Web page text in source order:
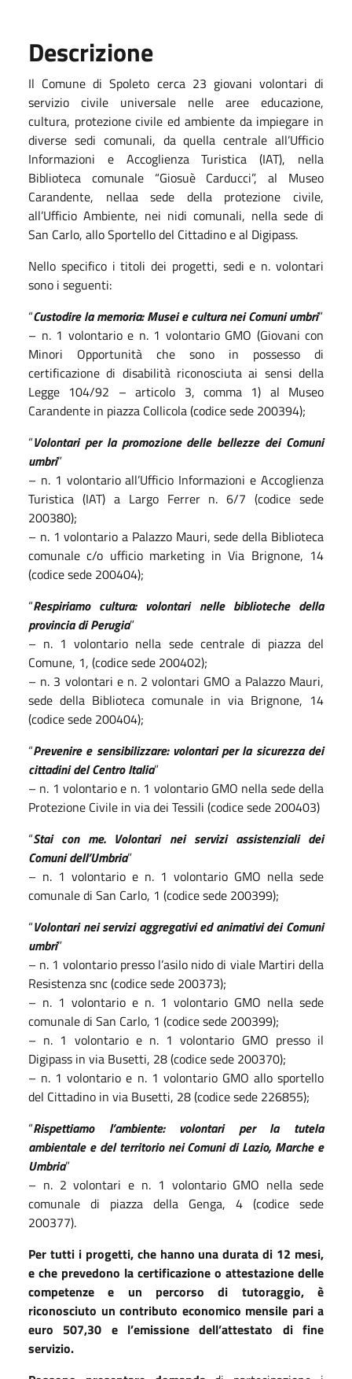
Descrizione
Il Comune di Spoleto cerca 23 giovani volontari di
servizio civile universale nelle aree educazione,
cultura, protezione civile ed ambiente da impiegare in
diverse sedi comunali, da quella centrale all’Ufficio
Informazioni e Accoglienza Turistica (IAT), nella
Biblioteca comunale “Giosuè Carducci”, al Museo
Carandente, nellaa sede della protezione civile,
all’Ufficio Ambiente, nei nidi comunali, nella sede di
San Carlo, allo Sportello del Cittadino e al Digipass.
Nello specifico i titoli dei progetti, sedi e n. volontari
sono i seguenti:
“Custodire la memoria: Musei e cultura nei Comuni umbri”
– n. 1 volontario e n. 1 volontario GMO (Giovani con
Minori Opportunità che sono in possesso di
certificazione di disabilità riconosciuta ai sensi della
Legge 104/92 – articolo 3, comma 1) al Museo
Carandente in piazza Collicola (codice sede 200394);
“Volontari per la promozione delle bellezze dei Comuni
umbri”
– n. 1 volontario all’Ufficio Informazioni e Accoglienza
Turistica (IAT) a Largo Ferrer n. 6/7 (codice sede
200380);
– n. 1 volontario a Palazzo Mauri, sede della Biblioteca
comunale c/o ufficio marketing in Via Brignone, 14
(codice sede 200404);
“Respiriamo cultura: volontari nelle biblioteche della
provincia di Perugia”
– n. 1 volontario nella sede centrale di piazza del
Comune, 1, (codice sede 200402);
– n. 3 volontari e n. 2 volontari GMO a Palazzo Mauri,
sede della Biblioteca comunale in via Brignone, 14
(codice sede 200404);
“Prevenire e sensibilizzare: volontari per la sicurezza dei
cittadini del Centro Italia”
– n. 1 volontario e n. 1 volontario GMO nella sede della
Protezione Civile in via dei Tessili (codice sede 200403)
“Stai con me. Volontari nei servizi assistenziali dei
Comuni dell’Umbria”
– n. 1 volontario e n. 1 volontario GMO nella sede
comunale di San Carlo, 1 (codice sede 200399)​;
“Volontari nei servizi aggregativi ed animativi dei Comuni
umbri”
– n. 1 volontario presso l’asilo nido di viale Martiri della
Resistenza snc (codice sede 200373);
– n. 1 volontario e n. 1 volontario GMO nella sede
comunale di San Carlo, 1 (codice sede 200399);
– n. 1 volontario e n. 1 volontario GMO presso il
Digipass in via Busetti, 28 (codice sede 200370);
– n. 1 volontario e n. 1 volontario GMO allo sportello
del Cittadino in via Busetti, 28 (codice sede 226855);​
“Rispettiamo l’ambiente: volontari per la tutela
ambientale e del territorio nei Comuni di Lazio, Marche e
Umbria”
– n. 2 volontari e n. 1 volontario GMO nella sede
comunale di piazza della Genga, 4 (codice sede
200377).
Per tutti i progetti, che hanno una durata di 12 mesi,
e che prevedono la certificazione o attestazione delle
competenze e un percorso di tutoraggio, è
riconosciuto un contributo economico mensile pari a
euro 507,30 e l’emissione dell’attestato di fine
servizio.